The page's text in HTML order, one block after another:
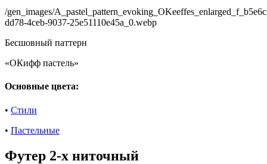
/gen_images/
dd78-4ceb-9037-25e51110e45a_0.webp
Бесшовный паттерн
«ОКифф пастель»
Основные цвета:
• Стили
• Пастельные
Футер 2-х ниточный